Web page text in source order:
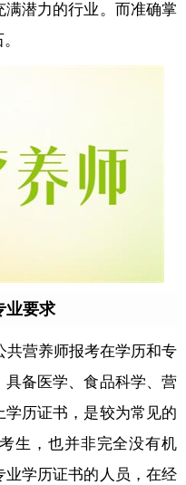
潜力的行业。而准确掌
业要求
共营养师报考在学历和专
备医学、食品科学、营
历证书，是较为常见的
生，也并非完全没有机
学历证书的人员，在经